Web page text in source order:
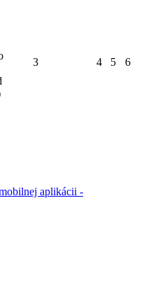
3 4 5 6
aplikácii -